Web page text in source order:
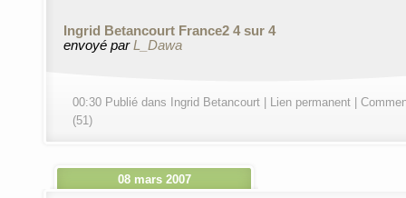
Ingrid Betancourt France2 4 sur 4
envoyé parL_Dawa
00:30 Publié dans Ingrid Betancourt Lien permanent
(51)
08 mars 2007